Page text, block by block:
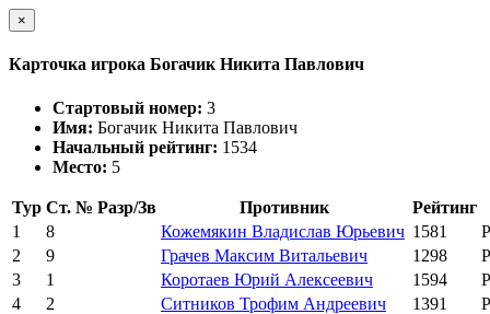
×
Карточка игрока Богачик Никита Павлович
Стартовый номер: 3
Имя: Богачик Никита Павлович
Начальный рейтинг: 1534
Место: 5
Тур Ст. № Разр/Зв Противник
Рейтинг
1
8 Кожемякин Владислав Юрьевич 1581
2
9 Грачев Максим Витальевич 1298
3
1 Коротаев Юрий Алексеевич 1594
4
2 Ситников Трофим Андреевич 1391